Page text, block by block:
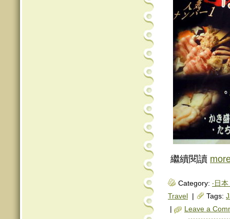
繼續閱讀
Category: ‧日
Travel
Tags:
Leave a